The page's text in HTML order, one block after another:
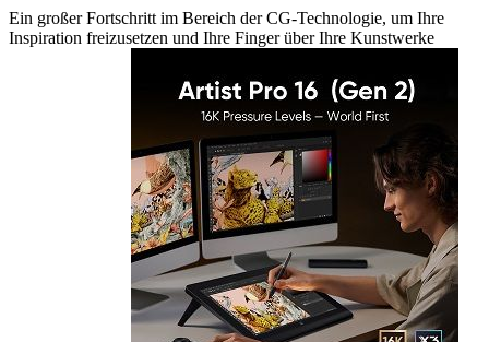
Ein großer Fortschritt im Bereich der CG-Technologie, um Ihre
Inspiration freizusetzen und Ihre Finger über Ihre Kunstwerke